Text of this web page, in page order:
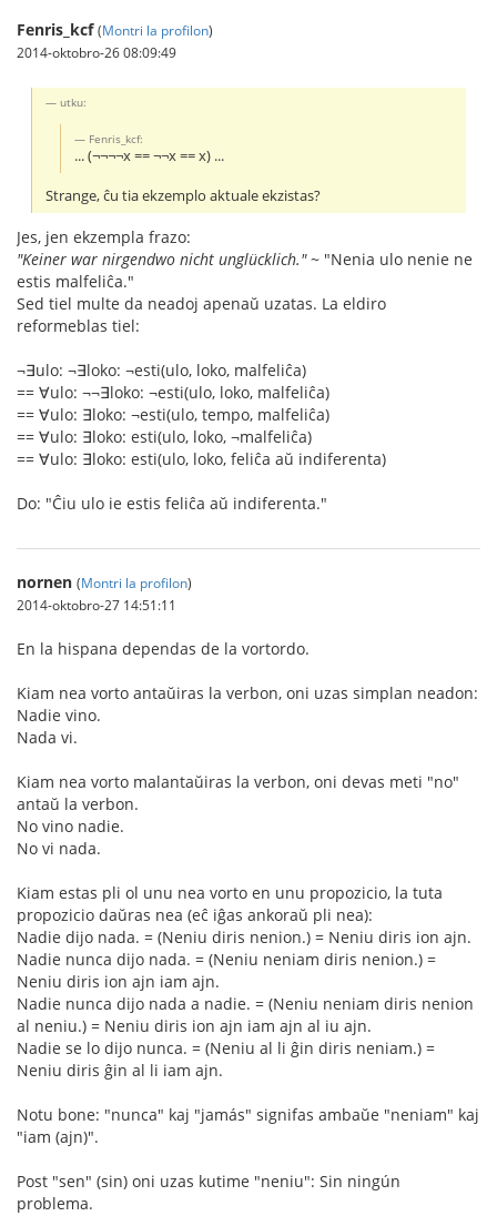
Fenris_kcf (Montri la profilon)
2014-oktobro-26 08:09:49
utku:
Fenris_kcf:
... (¬¬¬¬x == ¬¬x == x) ...
Strange, ĉu tia ekzemplo aktuale ekzistas?
Jes, jen ekzempla frazo:
"Keiner war nirgendwo nicht unglücklich."~ "Nenia ulo nenie ne
estis malfeliĉa."
Sed tiel multe da neadoj apenaŭ uzatas. La eldiro
reformeblas tiel:
¬∃ulo: ¬∃loko: ¬esti(ulo, loko, malfeliĉa)
== ∀ulo: ¬¬∃loko: ¬esti(ulo, loko, malfeliĉa)
== ∀ulo: ∃loko: ¬esti(ulo, tempo, malfeliĉa)
== ∀ulo: ∃loko: esti(ulo, loko, ¬malfeliĉa)
== ∀ulo: ∃loko: esti(ulo, loko, feliĉa aŭ indiferenta)
Do: "Ĉiu ulo ie estis feliĉa aŭ indiferenta."
nornen (Montri la profilon)
2014-oktobro-27 14:51:11
En la hispana dependas de la vortordo.
Kiam nea vorto antaŭiras la verbon, oni uzas simplan neadon:
Nadie vino.
Nada vi.
Kiam nea vorto malantaŭiras la verbon, oni devas meti "no"
antaŭ la verbon.
No vino nadie.
No vi nada.
Kiam estas pli ol unu nea vorto en unu propozicio, la tuta
propozicio daŭras nea (eĉ iĝas ankoraŭ pli nea):
Nadie dijo nada. = (Neniu diris nenion.) = Neniu diris ion ajn.
Nadie nunca dijo nada. = (Neniu neniam diris nenion.) =
Neniu diris ion ajn iam ajn.
Nadie nunca dijo nada a nadie. = (Neniu neniam diris nenion
al neniu.) = Neniu diris ion ajn iam ajn al iu ajn.
Nadie se lo dijo nunca. = (Neniu al li ĝin diris neniam.) =
Neniu diris ĝin al li iam ajn.
Notu bone: "nunca" kaj "jamás" signifas ambaŭe "neniam" kaj
"iam (ajn)".
Post "sen" (sin) oni uzas kutime "neniu": Sin ningún
problema.